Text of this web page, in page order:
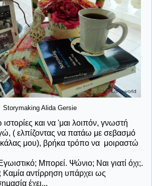
Storymaking Alida Gersie
και να 'μαι λοιπόν, γνωστή
( ελπίζοντας να πατάω με σεβασμό
μου), βρήκα τρόπο να μοιραστώ
Μπορεί. Ψώνιο; Ναι γιατί όχι;.
Καμία αντίρρηση υπάρχει ως
έχει...